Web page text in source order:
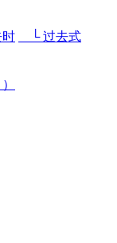
└ 过去式